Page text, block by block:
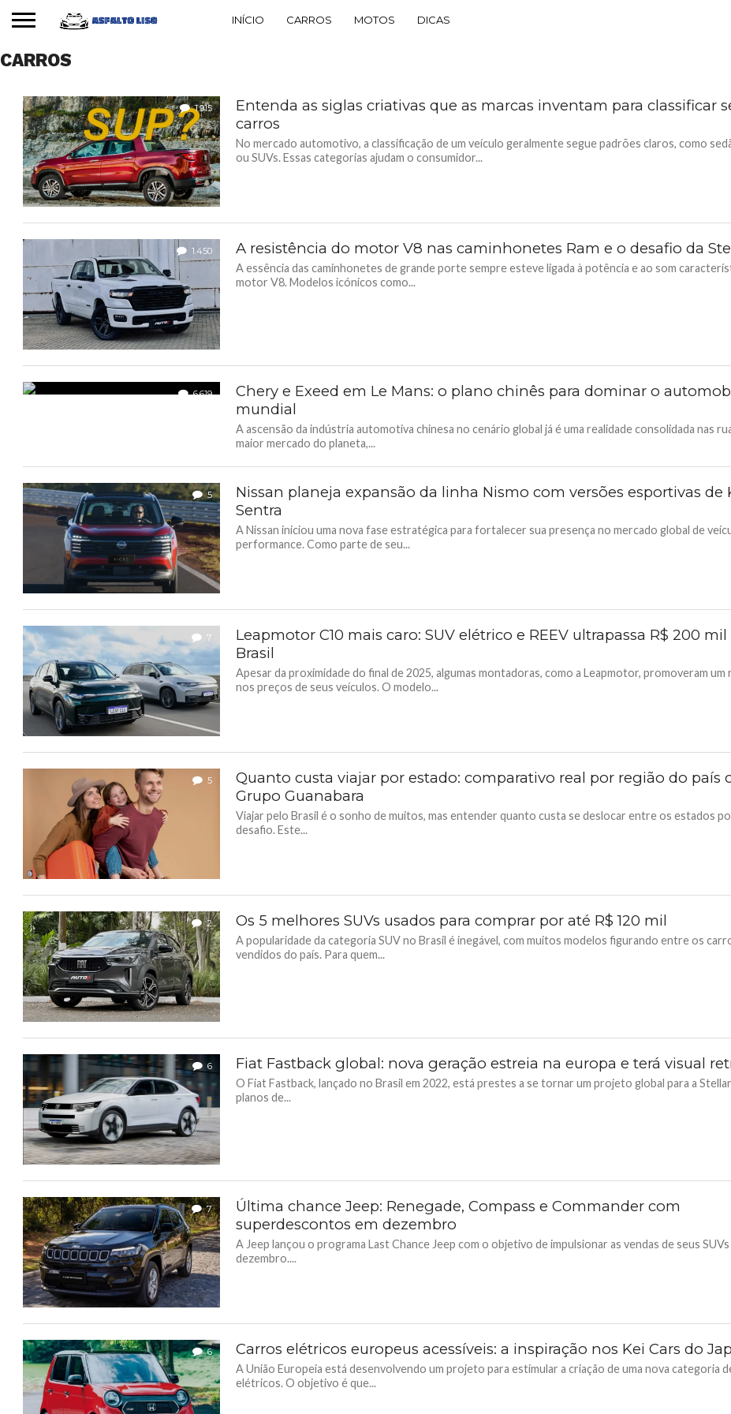
INÍCIO CARROS MOTOS DICAS
CARROS
1.915
Entenda as siglas criativas que as marcas inventam para classificar
carros
No mercado automotivo, a classificação de um veículo geralmente segue padrões claros, como
ou SUVs. Essas categorias ajudam o consumidor...
1.450 A resistência do motor V8 nas caminhonetes Ram e o desafio da
A essência das caminhonetes de grande porte sempre esteve ligada à potência e ao som
motor V8. Modelos icónicos como...
6.619
Chery e Exeed em Le Mans: o plano chinês para dominar o
mundial
A ascensão da indústria automotiva chinesa no cenário global já é uma realidade consolidada nas
maior mercado do planeta,...
5
Nissan planeja expansão da linha Nismo com versões esportivas de
Sentra
A Nissan iniciou uma nova fase estratégica para fortalecer sua presença no mercado global de
performance. Como parte de seu...
7
Leapmotor C10 mais caro: SUV elétrico e REEV ultrapassa R$ 200
Brasil
Apesar da proximidade do final de 2025, algumas montadoras, como a Leapmotor, promoveram um
nos preços de seus veículos. O modelo...
5
Quanto custa viajar por estado: comparativo real por região do país
Grupo Guanabara
Viajar pelo Brasil é o sonho de muitos, mas entender quanto custa se deslocar entre os estados
desafio. Este...
2 Os 5 melhores SUVs usados para comprar por até R$ 120 mil
A popularidade da categoria SUV no Brasil é inegável, com muitos modelos figurando entre os
vendidos do país. Para quem...
6 Fiat Fastback global: nova geração estreia na europa e terá visual
O Fiat Fastback, lançado no Brasil em 2022, está prestes a se tornar um projeto global para a
planos de...
7
Última chance Jeep: Renegade, Compass e Commander com
superdescontos em dezembro
A Jeep lançou o programa Last Chance Jeep com o objetivo de impulsionar as vendas de seus
dezembro....
6 Carros elétricos europeus acessíveis: a inspiração nos Kei Cars do
A União Europeia está desenvolvendo um projeto para estimular a criação de uma nova categoria
elétricos. O objetivo é que...